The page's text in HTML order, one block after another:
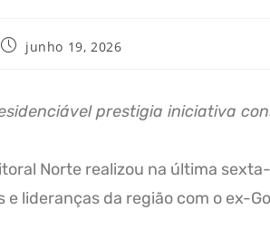
junho 19, 2026
prestigia iniciativa
Norte realizou na última
lideranças da região com o ex-